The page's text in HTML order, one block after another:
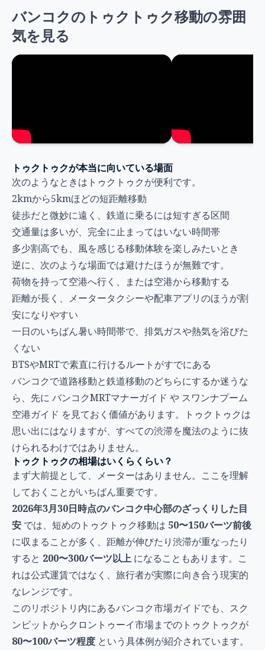
バンコクのトゥクトゥク移動の雰囲
気を見る
トゥクトゥクが本当に向いている場面
次のようなときはトゥクトゥクが便利です。
2kmから5kmほどの短距離移動
徒歩だと微妙に遠く、鉄道に乗るには短すぎる区間
交通量は多いが、完全に止まってはいない時間帯
多少割高でも、風を感じる移動体験を楽しみたいとき
逆に、次のような場面では避けたほうが無難です。
荷物を持って空港へ行く、または空港から移動する
距離が長く、メータータクシーや配車アプリのほうが割
安になりやすい
一日のいちばん暑い時間帯で、排気ガスや熱気を浴びた
くない
BTSやMRTで素直に行けるルートがすでにある
バンコクで道路移動と鉄道移動のどちらにするか迷うな
ら、先に バンコクMRTマナーガイド や スワンナプーム
空港ガイド を見ておく価値があります。トゥクトゥクは
思い出にはなりますが、すべての渋滞を魔法のように抜
けられるわけではありません。
トゥクトゥクの相場はいくらくらい？
まず大前提として、メーターはありません。ここを理解
しておくことがいちばん重要です。
2026年3月30日時点のバンコク中心部のざっくりした目
安 では、短めのトゥクトゥク移動は 50〜150バーツ前後
に収まることが多く、距離が伸びたり渋滞が重なったり
すると 200〜300バーツ以上 になることもあります。こ
れは公式運賃ではなく、旅行者が実際に向き合う現実的
なレンジです。
このリポジトリ内にあるバンコク市場ガイドでも、スク
ンビットからクロントゥーイ市場までのトゥクトゥクが
80〜100バーツ程度 という具体例が紹介されています。